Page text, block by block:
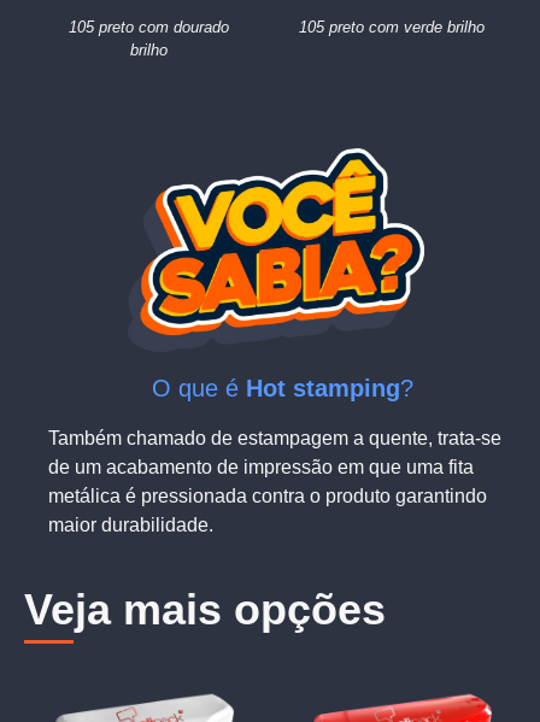
105 preto com dourado
brilho
105 preto com verde brilho
O que é Hot stamping?
Também chamado de estampagem a quente, trata-se
de um acabamento de impressão em que uma fita
metálica é pressionada contra o produto garantindo
maior durabilidade.
Veja mais opções